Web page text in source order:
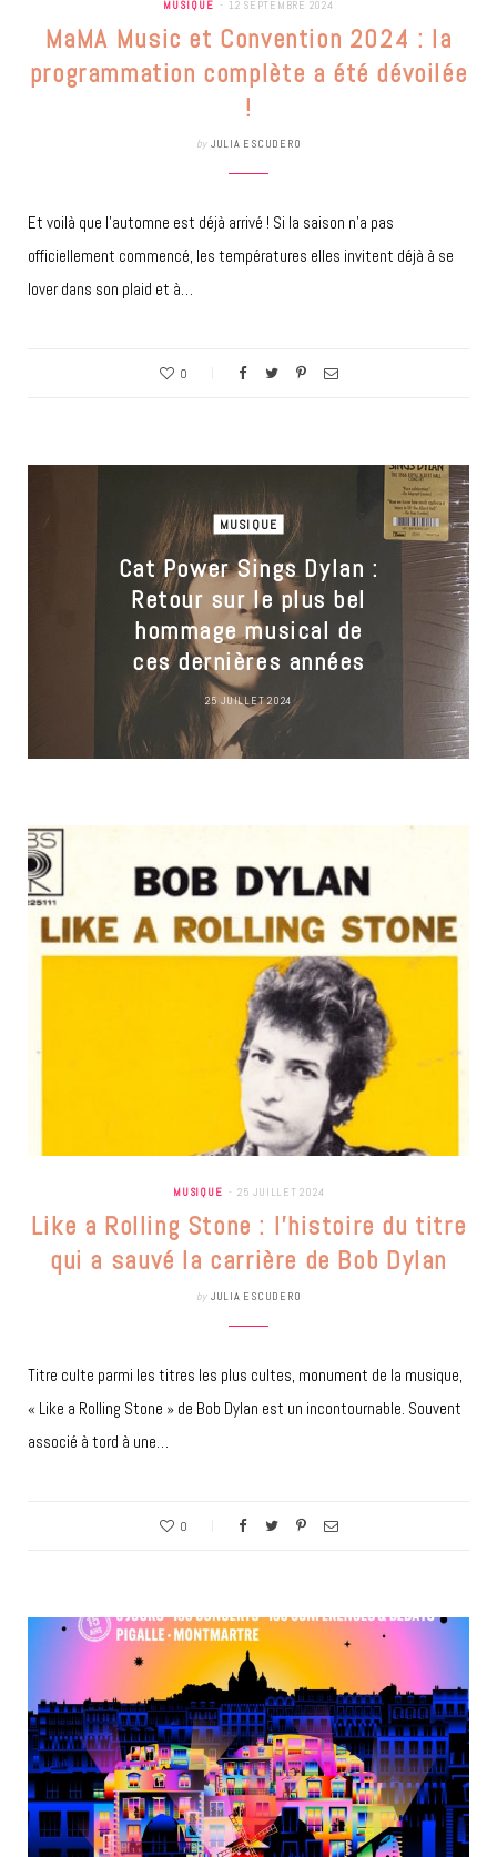
MUSIQUE 12 SEPTEMBRE 2024
MaMA Music et Convention 2024 : la
programmation complète a été dévoilée
!
by JULIA ESCUDERO
Et voilà que l’automne est déjà arrivé ! Si la saison n’a pas
officiellement commencé, les températures elles invitent déjà à se
lover dans son plaid et à…
0
MUSIQUE
Cat Power Sings Dylan :
Retour sur le plus bel
hommage musical de
ces dernières années
25 JUILLET 2024
MUSIQUE 25 JUILLET 2024
Like a Rolling Stone : l’histoire du titre
qui a sauvé la carrière de Bob Dylan
by JULIA ESCUDERO
Titre culte parmi les titres les plus cultes, monument de la musique,
« Like a Rolling Stone » de Bob Dylan est un incontournable. Souvent
associé à tord à une…
0